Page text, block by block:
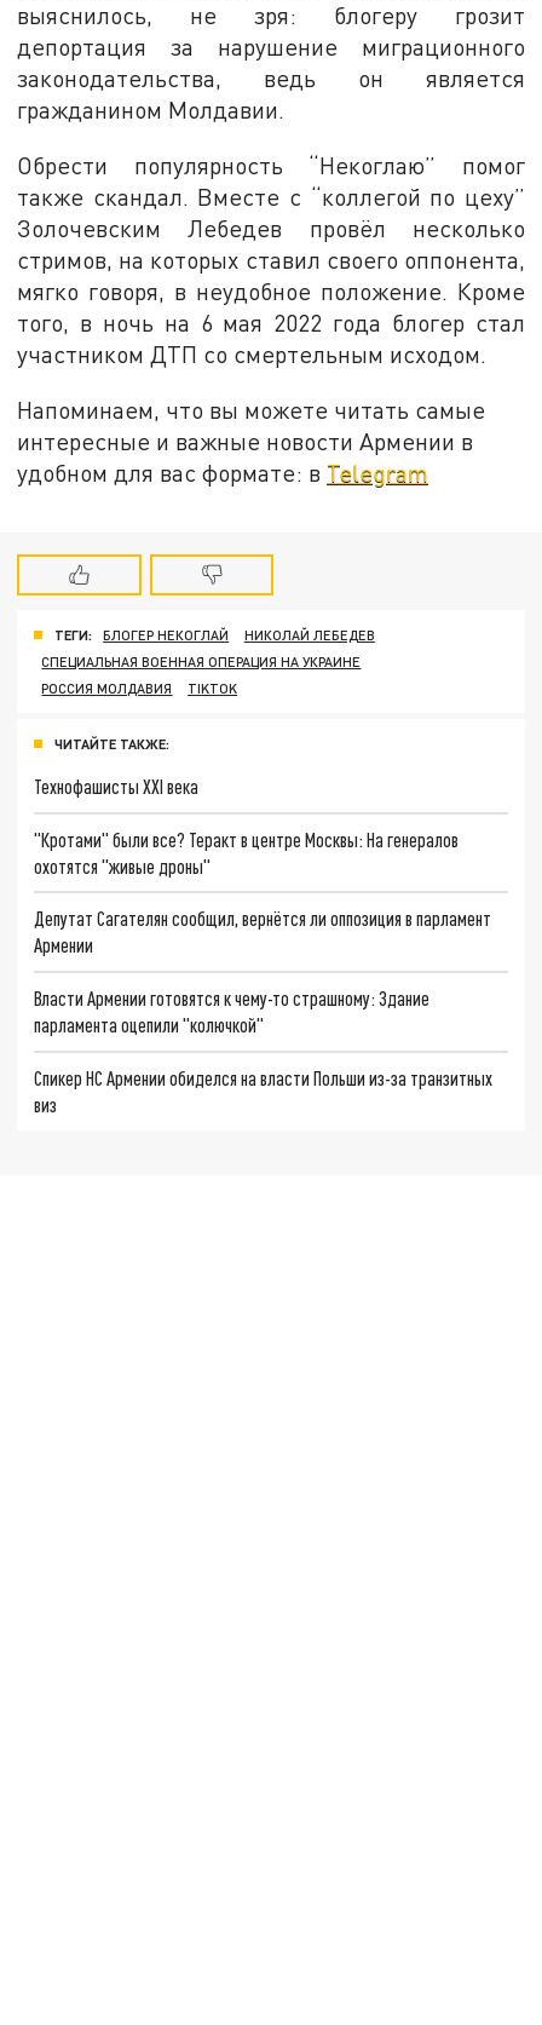
выяснилось, не зря: блогеру грозит
депортация за нарушение миграционного
законодательства, ведь он является
гражданином Молдавии.
Обрести популярность “Некоглаю” помог
также скандал. Вместе с “коллегой по цеху”
Золочевским Лебедев провёл несколько
стримов, на которых ставил своего оппонента,
мягко говоря, в неудобное положение. Кроме
того, в ночь на 6 мая 2022 года блогер стал
участником ДТП со смертельным исходом.
Напоминаем, что вы можете читать самые
интересные и важные новости Армении в
удобном для вас формате: в Telegram
ТЕГИ: БЛОГЕР НЕКОГЛАЙ
НИКОЛАЙ ЛЕБЕДЕВ
СПЕЦИАЛЬНАЯ ВОЕННАЯ ОПЕРАЦИЯ НА УКРАИНЕ
РОССИЯ МОЛДАВИЯ
TIKTOK
ЧИТАЙТЕ ТАКЖЕ:
Технофашисты XXI века
"Кротами" были все? Теракт в центре Москвы: На генералов
охотятся "живые дроны"
Депутат Сагателян сообщил, вернётся ли оппозиция в парламент
Армении
Власти Армении готовятся к чему-то страшному: Здание
парламента оцепили "колючкой"
Спикер НС Армении обиделся на власти Польши из-за транзитных
виз